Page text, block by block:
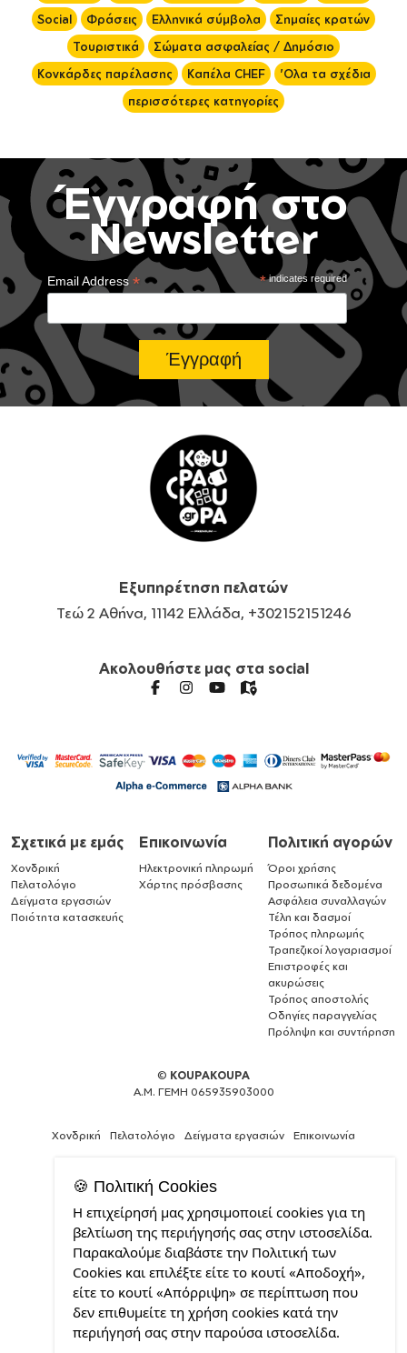
Social
Φράσεις Ελληνικά σύμβολα
Σημαίες κρατών
Τουριστικά
Σώματα ασφαλείας / Δημόσιο
Κονκάρδες παρέλασης
Καπέλα CHEF
'Ολα τα σχέδια
περισσότερες κατηγορίες
Έγγραφή στο
Newsletter
*indicates required
Email Address*
Εξυπηρέτηση πελατών
Τεώ 2 Αθήνα, 11142 Ελλάδα, +302152151246
Ακολουθήστε μας στα social
Σχετικά με εμάς
Χονδρική
Πελατολόγιο
Δείγματα εργασιών
Ποιότητα κατασκευής
Επικοινωνία
Ηλεκτρονική πληρωμή
Χάρτης πρόσβασης
Πολιτική αγορών
Όροι χρήσης
Προσωπικά δεδομένα
Ασφάλεια συναλλαγών
Τέλη και δασμοί
Τρόπος πληρωμής
Τραπεζικοί λογαριασμοί
Επιστροφές και
ακυρώσεις
Τρόπος αποστολής
Οδηγίες παραγγελίας
Πρόληψη και συντήρηση
© KOUPAKOUPA
Α.Μ. ΓΕΜΗ 065935903000
Χονδρική Πελατολόγιο Δείγματα εργασιών Επικοινωνία
Expert
Web
Development
Services
από
την
CDL.gr
🍪 Πολιτική Cookies
Η επιχείρησή μας χρησιμοποιεί cookies για τη
βελτίωση της περιήγησής σας στην ιστοσελίδα.
Παρακαλούμε διαβάστε την Πολιτική των
Cookies και επιλέξτε είτε το κουτί «Αποδοχή»,
είτε το κουτί «Απόρριψη» σε περίπτωση που
δεν επιθυμείτε τη χρήση cookies κατά την
περιήγησή σας στην παρούσα ιστοσελίδα.